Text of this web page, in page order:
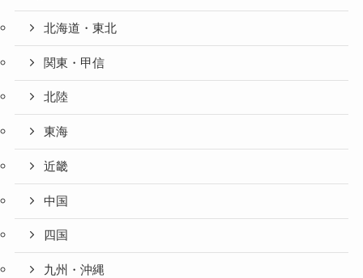
北海道・東北
関東・甲信
北陸
東海
近畿
中国
四国
九州・沖縄